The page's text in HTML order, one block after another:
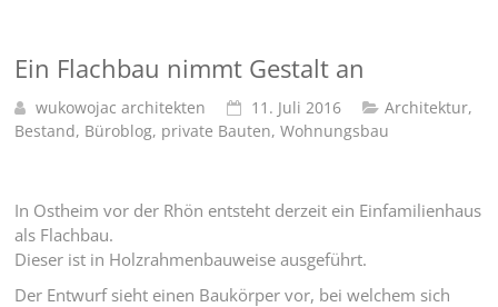
Ein Flachbau nimmt Gestalt an
wukowojac architekten 11. Juli 2016 Architektur,
Bestand, Büroblog, private Bauten,Wohnungsbau
In Ostheim vor der Rhön entsteht derzeit ein Einfamilienhaus
als Flachbau.
Dieser ist in Holzrahmenbauweise ausgeführt.
Der Entwurf sieht einen Baukörper vor, bei welchem sich